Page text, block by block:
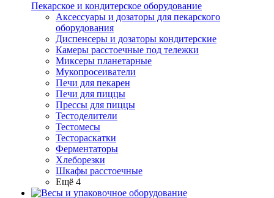
Пекарское и кондитерское оборудование
Аксессуары и дозаторы для пекарского
оборудования
Диспенсеры и дозаторы кондитерские
Камеры расстоечные под тележки
Миксеры планетарные
Мукопросеиватели
Печи для пекарен
Печи для пиццы
Прессы для пиццы
Тестоделители
Тестомесы
Тестораскатки
Ферментаторы
Хлеборезки
Шкафы расстоечные
Ещё 4